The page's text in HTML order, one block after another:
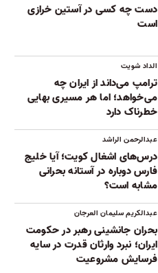
دست چه کسی در آستین خرازی
است
الداد شویت
ترامپ می‌داند از ایران چه
می‌خواهد؛ اما هر مسیری بهایی
خطرناک دارد
عبدالرحمن الراشد
درس‌های اشغال کویت؛ آیا خلیج
فارس دوباره در آستانه بحرانی
مشابه است؟
عبدالکریم سلیمان العرجان
بحران جانشینی رهبر در حکومت
ایران؛ نبرد وارثان قدرت در سایه
فرسایش مشروعیت